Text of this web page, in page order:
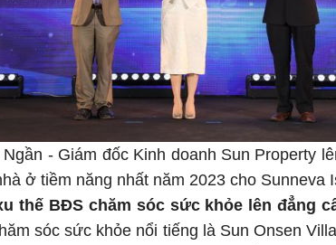
Ngần - Giám đốc Kinh doanh Sun Property
ở tiềm năng nhất năm 2023 cho Sunneva
thế BĐS chăm sóc sức khỏe lên đẳng
sóc sức khỏe nổi tiếng là Sun Onsen